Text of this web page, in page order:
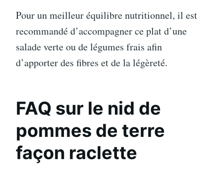
Pour un meilleur équilibre nutritionnel, il est
recommandé d’accompagner ce plat d’une
salade verte ou de légumes frais afin
d’apporter des fibres et de la légèreté.
FAQ sur le nid de
pommes de terre
façon raclette